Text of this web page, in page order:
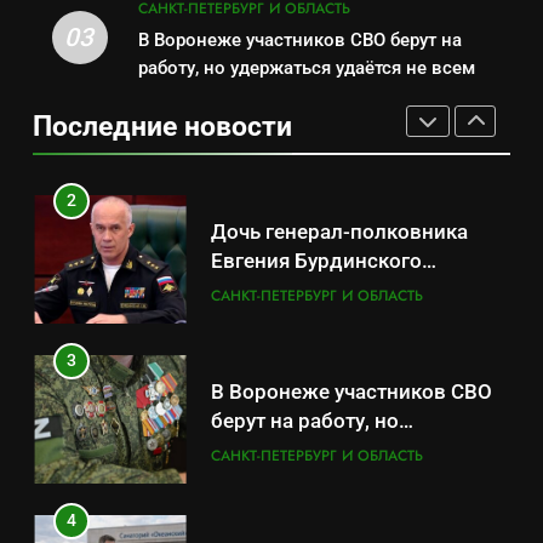
Евгения Бурдинского
оказывает платные услуги по
вопросам военной службы и
бронирования
3
удержаться удаётся не всем
САНКТ-ПЕТЕРБУРГ И ОБЛАСТЬ
4
санатории Владивостока
САНКТ-ПЕТЕРБУРГ И ОБЛАСТЬ
5
03
САНКТ-ПЕТЕРБУРГ И ОБЛАСТЬ
В Воронеже участников СВО берут на
работу, но удержаться удаётся не всем
Последние новости
1
Минпромторг потребовал
данные о складах с военной
продукцией: предприятия
обратились в СК
САНКТ-ПЕТЕРБУРГ И ОБЛАСТЬ
2
Дочь генерал-полковника
Евгения Бурдинского
оказывает платные услуги по
САНКТ-ПЕТЕРБУРГ И ОБЛАСТЬ
3
В Воронеже участников СВО
берут на работу, но
удержаться удаётся не всем
САНКТ-ПЕТЕРБУРГ И ОБЛАСТЬ
4